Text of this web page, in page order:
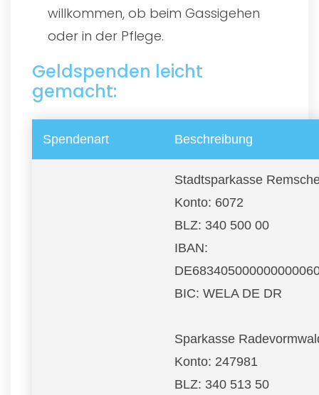
willkommen, ob beim Gassigehen
oder in der Pflege.
Geldspenden leicht
gemacht:
Spendenart Beschreibung
Stadtsparkasse
Konto: 6072
BLZ: 340 500 00
IBAN:
BIC: WELA DE DR
Sparkasse
Konto: 247981
BLZ: 340 513 50